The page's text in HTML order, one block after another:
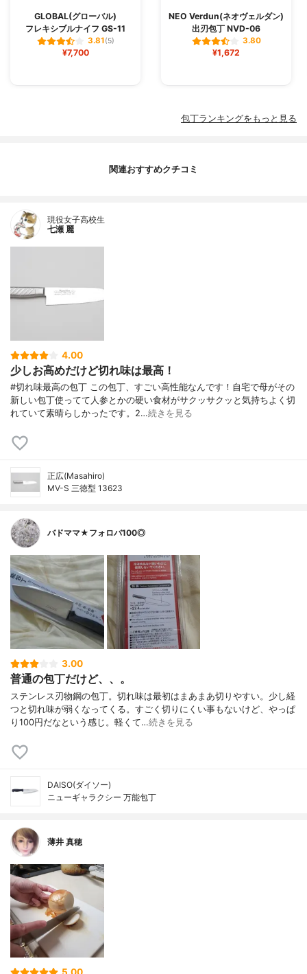
GLOBAL(グローバル)
フレキシブルナイフ GS-11
3.81(5)
¥7,700
NEO Verdun(ネオヴェルダン)
出刃包丁 NVD-06
3.80
¥1,672
包丁ランキングをもっと見る
関連おすすめクチコミ
現役女子高校生
七瀬 麗
4.00
少しお高めだけど切れ味は最高！
#切れ味最高の包丁 この包丁、すごい高性能なんです！自宅で母がその
新しい包丁使ってて人参とかの硬い食材がサクッサクッと気持ちよく切
れていて素晴らしかったです。2…続きを見る
正広(Masahiro)
MV-S 三徳型 13623
バドママ★フォロバ100◎
3.00
普通の包丁だけど、、。
ステンレス刃物鋼の包丁。切れ味は最初はまあまあ切りやすい。少し経
つと切れ味が弱くなってくる。すごく切りにくい事もないけど、やっぱ
り100円だなという感じ。軽くて…続きを見る
DAISO(ダイソー)
ニューギャラクシー 万能包丁
薄井 真穂